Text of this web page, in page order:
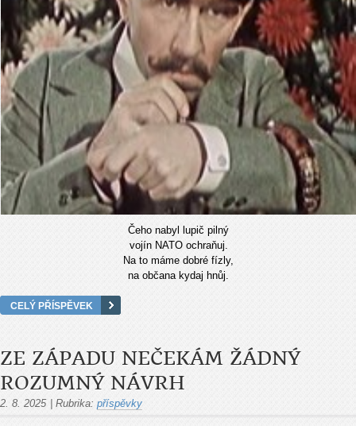
Čeho nabyl lupič pilný
vojín NATO ochraňuj.
Na to máme dobré fízly,
na občana kydaj hnůj.
CELÝ PŘÍSPĚVEK
ZE ZÁPADU NEČEKÁM ŽÁDNÝ
ROZUMNÝ NÁVRH
2. 8. 2025 | Rubrika: příspěvky